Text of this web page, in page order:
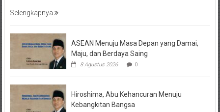
Selengkapnya
ASEAN Menuju Masa Depan yang Damai,
Maju, dan Berdaya Saing
8 Agustus 2026 0
Hiroshima, Abu Kehancuran Menuju
Kebangkitan Bangsa